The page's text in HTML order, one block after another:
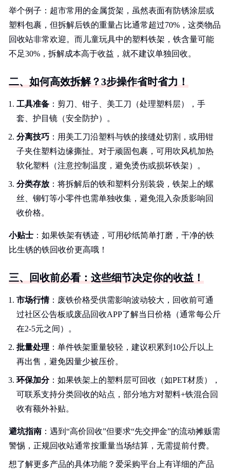
举个例子：超市常用的金属货架，虽然表面有防锈涂层或
塑料包裹，但拆解后铁的重量占比通常超过70%，这类物品
回收站非常欢迎。而儿童玩具中的塑料铁架，铁含量可能
不足30%，拆解成本高于收益，就不建议单独回收。
二、如何高效拆解？3步操作省时省力！
工具准备 ：剪刀、钳子、美工刀（处理塑料层），手
套、护目镜（安全防护）。
分离技巧 ：用美工刀沿塑料与铁的接缝处切割，或用钳
子夹住塑料边缘撕扯。对于顽固包裹，可用吹风机加热
软化塑料（注意控制温度，避免烫伤或损坏铁架）。
分类存放 ：将拆解后的铁和塑料分别装袋，铁架上的螺
丝、铆钉等小零件也需单独收集，避免混入杂质影响回
收价格。
小贴士 ：如果铁架有锈迹，可用砂纸简单打磨，干净的铁
比生锈的铁回收价更高哦！
三、回收前必看：这些细节决定你的收益！
市场行情：废铁价格受供需影响波动较大，回收前可通
过社区公告板或废品回收APP了解当日价格（通常每公斤
在2-5元之间）。
批量处理 ：单件铁架重量较轻，建议积累到10公斤以上
再出售，避免因量少被压价。
环保加分：如果铁架上的塑料层可回收（如PET材质），
可联系支持分类回收的站点，部分地方对塑料+铁混合回
收有额外补贴。
避坑指南 ：遇到“高价回收”但要求“先交押金”的流动摊贩需
警惕，正规回收站通常按重量当场结算，无需提前付费。
想了解更多产品的具体功能？爱采购平台上有详细的产品